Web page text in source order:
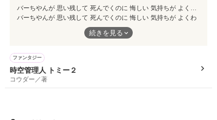
バーちやんが 思い残して 死んでくのに 悔しい 気持ちが よくわ
かる タイムマシーンが あったら 過去に 戻って やり直したい よ
続きを見る
ファンタジー
時空管理人 トミー２
コウダー／著